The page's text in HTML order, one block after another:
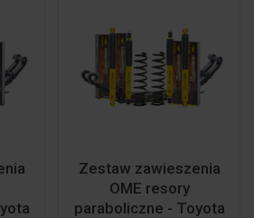
Zestaw zawieszenia
OME resory
paraboliczne - Toyota